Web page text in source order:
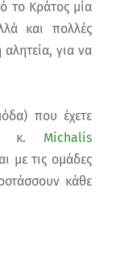
το Κράτος μία
και πολλές
αλητεία, για να
που έχετε
κ. Michalis
με τις ομάδες
κάθε